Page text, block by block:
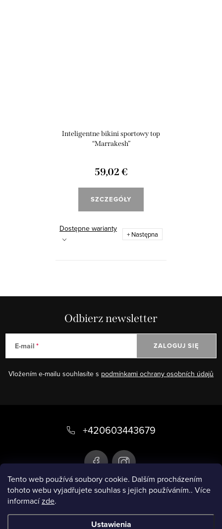
Tento web používá soubory cookie. Dalším procházením
tohoto webu vyjadřujete souhlas s jejich používáním.. Více
informacízde.
Ustawienia
Inteligentne bikini sportowy top
“Marrakesh”
59,02 €
SZCZEGÓŁY
Dostępne warianty
+ Następna
Odbierz newsletter
E-mail
Vložením e-mailu souhlasíte s podmínkami ochrany osobních údajů
ZALOGUJ SIĘ
p
Infobox
+420603443679